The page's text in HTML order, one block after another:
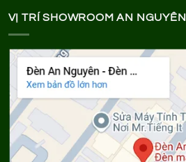
VỊ TRÍ SHOWROOM AN NGUYÊN